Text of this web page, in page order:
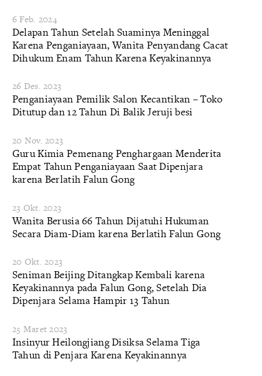
6 Feb. 2024
Delapan Tahun Setelah Suaminya Meninggal
Karena Penganiayaan, Wanita Penyandang Cacat
Dihukum Enam Tahun Karena Keyakinannya
26 Des. 2023
Penganiayaan Pemilik Salon Kecantikan – Toko
Ditutup dan 12 Tahun Di Balik Jeruji besi
20 Nov. 2023
Guru Kimia Pemenang Penghargaan Menderita
Empat Tahun Penganiayaan Saat Dipenjara
karena Berlatih Falun Gong
23 Okt. 2023
Wanita Berusia 66 Tahun Dijatuhi Hukuman
Secara Diam-Diam karena Berlatih Falun Gong
20 Okt. 2023
Seniman Beijing Ditangkap Kembali karena
Keyakinannya pada Falun Gong, Setelah Dia
Dipenjara Selama Hampir 13 Tahun
25 Maret 2023
Insinyur Heilongjiang Disiksa Selama Tiga
Tahun di Penjara Karena Keyakinannya